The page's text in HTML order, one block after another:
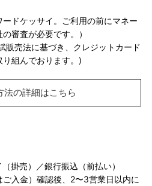
ードケッサイ。ご利用の前にマネー
審査が必要です。）
販売法に基づき、クレジットカード
組んでおります。)
法の詳細はこちら
掛売）／銀行振込（前払い）
ご入金）確認後、2〜3営業日以内に